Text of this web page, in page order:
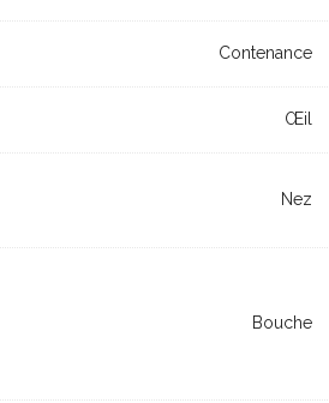
Contenance
Œil
Nez
Bouche